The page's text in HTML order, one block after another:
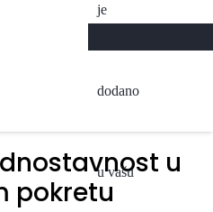
je
dodano
u vašu
u
pokretu